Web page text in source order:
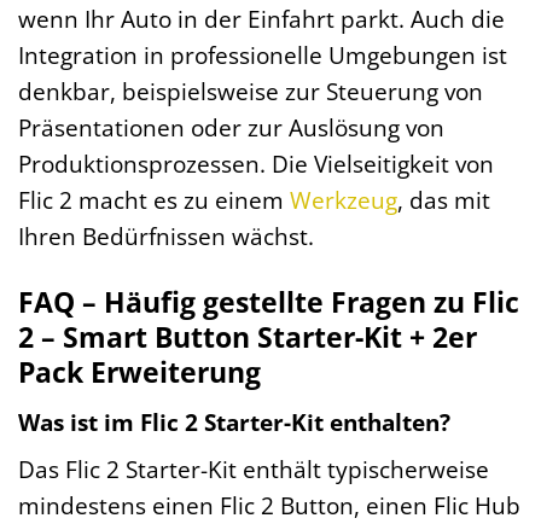
wenn Ihr Auto in der Einfahrt parkt. Auch die
Integration in professionelle Umgebungen ist
denkbar, beispielsweise zur Steuerung von
Präsentationen oder zur Auslösung von
Produktionsprozessen. Die Vielseitigkeit von
Flic 2 macht es zu einem Werkzeug, das mit
Ihren Bedürfnissen wächst.
FAQ – Häufig gestellte Fragen zu Flic
2 – Smart Button Starter-Kit + 2er
Pack Erweiterung
Was ist im Flic 2 Starter-Kit enthalten?
Das Flic 2 Starter-Kit enthält typischerweise
mindestens einen Flic 2 Button, einen Flic Hub